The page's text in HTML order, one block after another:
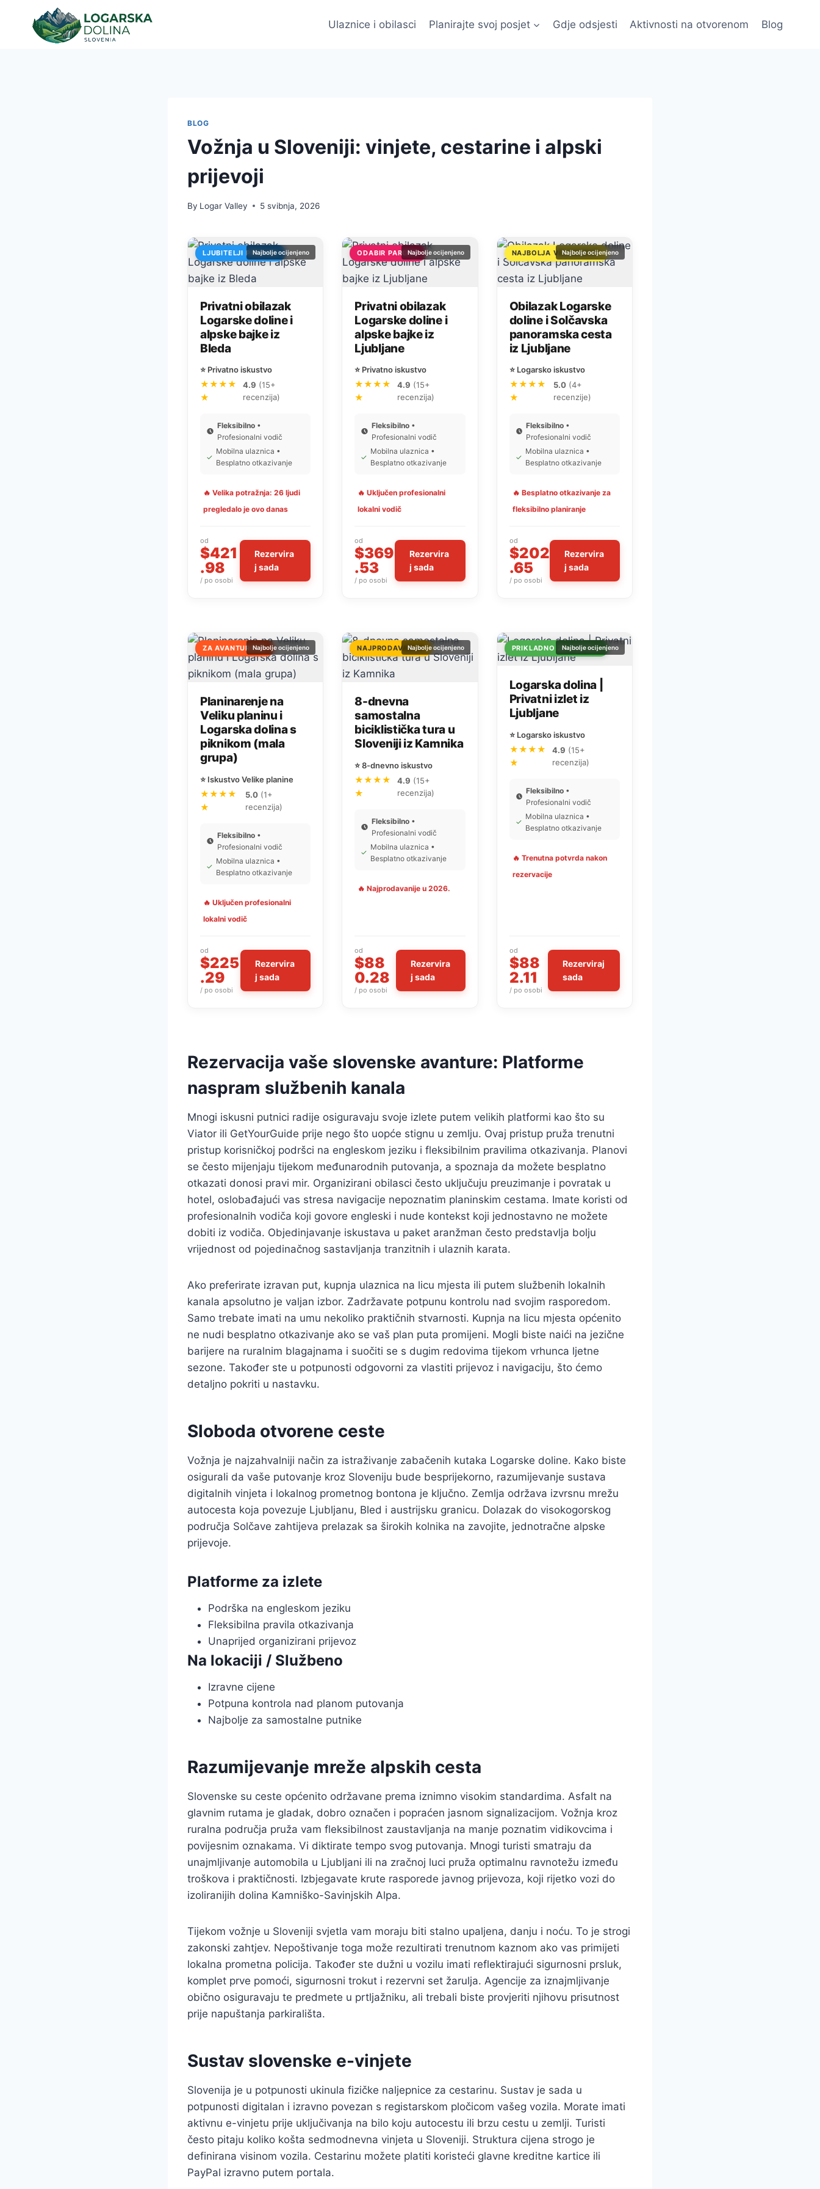
Ulaznice i obilasci Planirajte svoj posjet Gdje odsjesti Aktivnosti na otvorenom Blog
BLOG
Vožnja u Sloveniji: vinjete, cestarine i alpski
prijevoji
By Logar Valley 5 svibnja, 2026
LJUBITELJI PRIRODENajbolje ocijenjeno
Privatni obilazak
Logarske doline i
alpske bajke iz
Bleda
⭐ Privatno iskustvo
★★★★
★
4.9 (15+
recenzija)
Fleksibilno•
Profesionalni vodič
✓
Mobilna ulaznica •
Besplatno otkazivanje
🔥 Velika potražnja: 26 ljudi
pregledalo je ovo danas
od
$421
.98
/ po osobi
Rezervira
j sada
ODABIR PAROVANajbolje ocijenjeno
Privatni obilazak
Logarske doline i
alpske bajke iz
Ljubljane
⭐ Privatno iskustvo
★★★★
★
4.9 (15+
recenzija)
Fleksibilno•
Profesionalni vodič
✓
Mobilna ulaznica •
Besplatno otkazivanje
🔥 Uključen profesionalni
lokalni vodič
od
$369
.53
/ po osobi
Rezervira
j sada
NAJBOLJA VRIJEDNOST
Najbolje ocijenjeno
Obilazak Logarske
doline i Solčavska
panoramska cesta
iz Ljubljane
⭐ Logarsko iskustvo
★★★★
★
5.0 (4+
recenzije)
Fleksibilno •
Profesionalni vodič
✓
Mobilna ulaznica •
Besplatno otkazivanje
🔥 Besplatno otkazivanje za
fleksibilno planiranje
od
$202
.65
/ po osobi
Rezervira
j sada
ZA AVANTURISTENajbolje ocijenjeno
Planinarenje na
Veliku planinu i
Logarska dolina s
piknikom (mala
grupa)
⭐ Iskustvo Velike planine
★★★★
★
5.0(1+
recenzija)
Fleksibilno•
Profesionalni vodič
✓
Mobilna ulaznica •
Besplatno otkazivanje
🔥 Uključen profesionalni
lokalni vodič
od
$225
.29
/ po osobi
Rezervira
j sada
NAJPRODAVANIJENajbolje ocijenjeno
8-dnevna
samostalna
biciklistička tura u
Sloveniji iz Kamnika
⭐ 8-dnevno iskustvo
★★★★
★
4.9 (15+
recenzija)
Fleksibilno•
Profesionalni vodič
✓
Mobilna ulaznica •
Besplatno otkazivanje
🔥 Najprodavanije u 2026.
od
$88
0.28
/ po osobi
Rezervira
j sada
PRIKLADNO ZA OBITELJ
Najbolje ocijenjeno
Logarska dolina |
Privatni izlet iz
Ljubljane
⭐ Logarsko iskustvo
★★★★
★
4.9 (15+
recenzija)
Fleksibilno •
Profesionalni vodič
✓
Mobilna ulaznica •
Besplatno otkazivanje
🔥 Trenutna potvrda nakon
rezervacije
od
$88
2.11
/ po osobi
Rezerviraj
sada
Rezervacija vaše slovenske avanture: Platforme
naspram službenih kanala
Mnogi iskusni putnici radije osiguravaju svoje izlete putem velikih platformi kao što su
Viator ili GetYourGuide prije nego što uopće stignu u zemlju. Ovaj pristup pruža trenutni
pristup korisničkoj podršci na engleskom jeziku i fleksibilnim pravilima otkazivanja. Planovi
se često mijenjaju tijekom međunarodnih putovanja, a spoznaja da možete besplatno
otkazati donosi pravi mir. Organizirani obilasci često uključuju preuzimanje i povratak u
hotel, oslobađajući vas stresa navigacije nepoznatim planinskim cestama. Imate koristi od
profesionalnih vodiča koji govore engleski i nude kontekst koji jednostavno ne možete
dobiti iz vodiča. Objedinjavanje iskustava u paket aranžman često predstavlja bolju
vrijednost od pojedinačnog sastavljanja tranzitnih i ulaznih karata.
Ako preferirate izravan put, kupnja ulaznica na licu mjesta ili putem službenih lokalnih
kanala apsolutno je valjan izbor. Zadržavate potpunu kontrolu nad svojim rasporedom.
Samo trebate imati na umu nekoliko praktičnih stvarnosti. Kupnja na licu mjesta općenito
ne nudi besplatno otkazivanje ako se vaš plan puta promijeni. Mogli biste naići na jezične
barijere na ruralnim blagajnama i suočiti se s dugim redovima tijekom vrhunca ljetne
sezone. Također ste u potpunosti odgovorni za vlastiti prijevoz i navigaciju, što ćemo
detaljno pokriti u nastavku.
Sloboda otvorene ceste
Vožnja je najzahvalniji način za istraživanje zabačenih kutaka Logarske doline. Kako biste
osigurali da vaše putovanje kroz Sloveniju bude besprijekorno, razumijevanje sustava
digitalnih vinjeta i lokalnog prometnog bontona je ključno. Zemlja održava izvrsnu mrežu
autocesta koja povezuje Ljubljanu, Bled i austrijsku granicu. Dolazak do visokogorskog
područja Solčave zahtijeva prelazak sa širokih kolnika na zavojite, jednotračne alpske
prijevoje.
Platforme za izlete
Podrška na engleskom jeziku
Fleksibilna pravila otkazivanja
Unaprijed organizirani prijevoz
Na lokaciji / Službeno
Izravne cijene
Potpuna kontrola nad planom putovanja
Najbolje za samostalne putnike
Razumijevanje mreže alpskih cesta
Slovenske su ceste općenito održavane prema iznimno visokim standardima. Asfalt na
glavnim rutama je gladak, dobro označen i popraćen jasnom signalizacijom. Vožnja kroz
ruralna područja pruža vam fleksibilnost zaustavljanja na manje poznatim vidikovcima i
povijesnim oznakama. Vi diktirate tempo svog putovanja. Mnogi turisti smatraju da
unajmljivanje automobila u Ljubljani ili na zračnoj luci pruža optimalnu ravnotežu između
troškova i praktičnosti. Izbjegavate krute rasporede javnog prijevoza, koji rijetko vozi do
izoliranijih dolina Kamniško-Savinjskih Alpa.
Tijekom vožnje u Sloveniji svjetla vam moraju biti stalno upaljena, danju i noću. To je strogi
zakonski zahtjev. Nepoštivanje toga može rezultirati trenutnom kaznom ako vas primijeti
lokalna prometna policija. Također ste dužni u vozilu imati reflektirajući sigurnosni prsluk,
komplet prve pomoći, sigurnosni trokut i rezervni set žarulja. Agencije za iznajmljivanje
obično osiguravaju te predmete u prtljažniku, ali trebali biste provjeriti njihovu prisutnost
prije napuštanja parkirališta.
Sustav slovenske e-vinjete
Slovenija je u potpunosti ukinula fizičke naljepnice za cestarinu. Sustav je sada u
potpunosti digitalan i izravno povezan s registarskom pločicom vašeg vozila. Morate imati
aktivnu e-vinjetu prije uključivanja na bilo koju autocestu ili brzu cestu u zemlji. Turisti
često pitaju koliko košta sedmodnevna vinjeta u Sloveniji. Struktura cijena strogo je
definirana visinom vozila. Cestarinu možete platiti koristeći glavne kreditne kartice ili
PayPal izravno putem portala.